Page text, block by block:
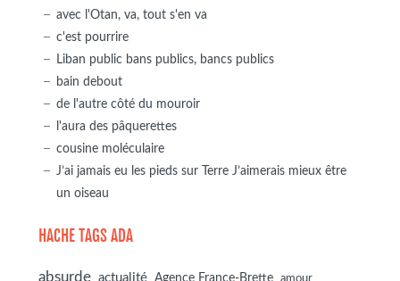
avec l'Otan, va, tout s'en va
c'est pourrire
Liban public bans publics, bancs publics
bain debout
de l'autre côté du mouroir
l'aura des pâquerettes
cousine moléculaire
J’ai jamais eu les pieds sur Terre J’aimerais mieux être
un oiseau
HACHE TAGS ADA
absurde actualité Agence France-Brette amour